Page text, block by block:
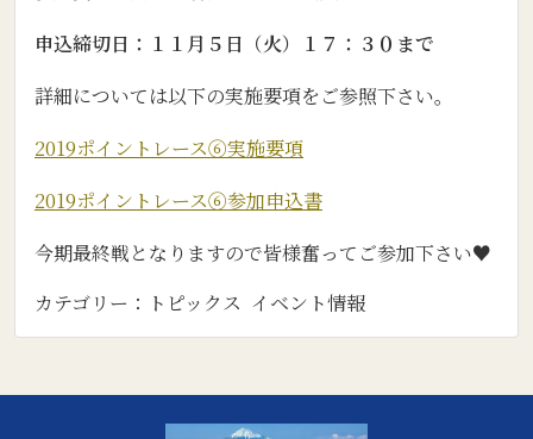
申込締切日：１１月５日（火）１７：３０まで
詳細については以下の実施要項をご参照下さい。
2019ポイントレース⑥実施要項
2019ポイントレース⑥参加申込書
今期最終戦となりますので皆様奮ってご参加下さい♥
カテゴリー： トピックス イベント情報